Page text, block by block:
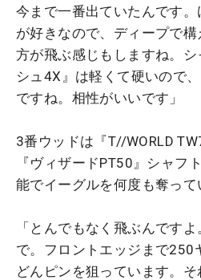
今まで一番出ていたんです
が好きなので、ディープで
方が飛ぶ感じもしますね。
シュ4X』は軽くて硬いので
ですね。相性がいいです」
3番ウッドは『T//WORLD
『ヴィザードPT50』シャフ
能でイーグルを何度も奪って
「とんでもなく飛ぶんです
で。フロントエッジまで250
どんピンを狙っています。